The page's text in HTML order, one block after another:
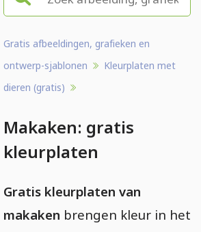
Gratis afbeeldingen, grafieken en
ontwerp-sjablonen
Kleurplaten met
dieren (gratis)
Makaken: gratis
kleurplaten
Gratis kleurplaten van
makaken brengen kleur in het